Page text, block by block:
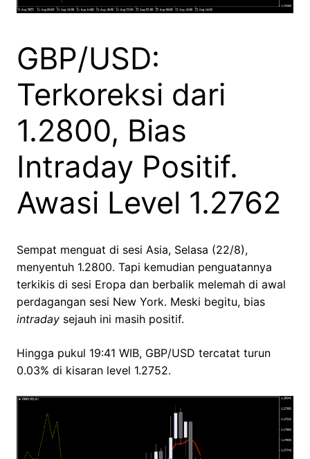
GBP/USD:
Terkoreksi dari
1.2800, Bias
Intraday Positif.
Awasi Level 1.2762
Sempat menguat di sesi Asia, Selasa (22/8),
menyentuh 1.2800. Tapi kemudian penguatannya
terkikis di sesi Eropa dan berbalik melemah di awal
perdagangan sesi New York. Meski begitu, bias
intraday sejauh ini masih positif.
Hingga pukul 19:41 WIB, GBP/USD tercatat turun
0.03% di kisaran level 1.2752.